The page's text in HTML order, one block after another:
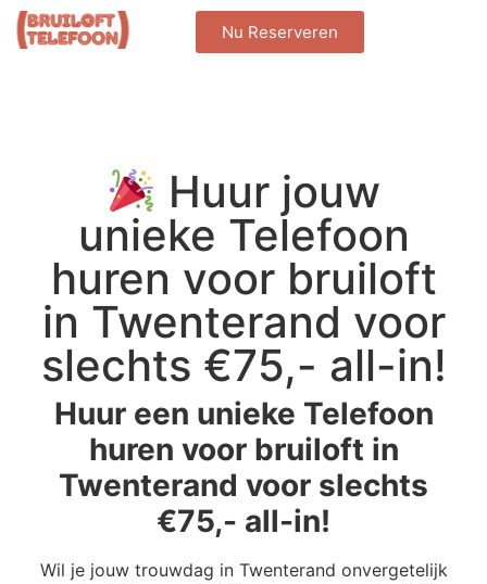
Nu Reserveren
Huur jouw
unieke Telefoon
huren voor bruiloft
in Twenterand voor
slechts €75,- all-in!
Huur een unieke Telefoon
huren voor bruiloft in
Twenterand voor slechts
€75,- all-in!
Wil je jouw trouwdag in Twenterand onvergetelijk